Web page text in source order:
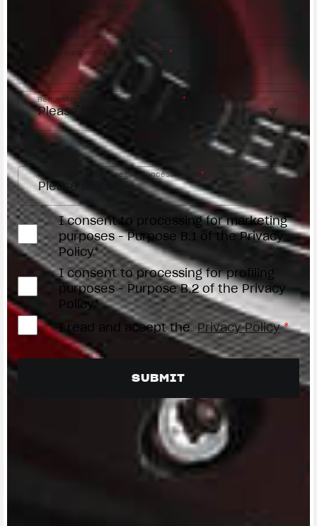
Phone number/Numero di telefono *
Request reason/Motivo della richiesta *
Access the Dealer Locator
Select your dealer/Scegli il Concessionario *
I consent to processing for marketing
purposes - Purpose B.1 of the Privacy
Policy*
I consent to processing for profiling
purposes - Purpose B.2 of the Privacy
Policy*
I read and accept the Privacy Policy *